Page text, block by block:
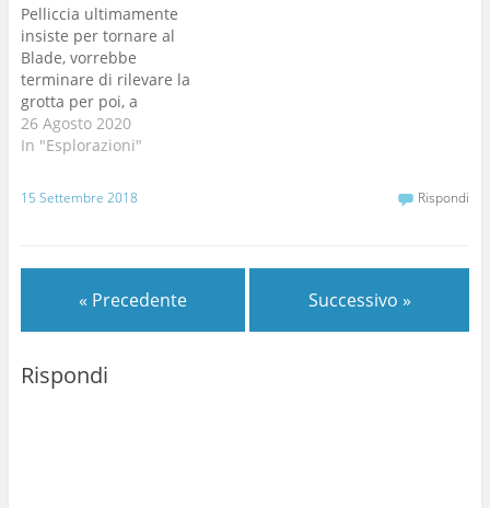
Pelliccia ultimamente
insiste per tornare al
Blade, vorrebbe
terminare di rilevare la
grotta per poi, a
malincuore, disarmare. E’
stanco di questa grotta
vuole svelare il passaggio
Pelliccia, Bot,…
26 Agosto 2020
In "Esplorazioni"
15 Settembre 2018 Rispondi
« Precedente Successivo »
Rispondi